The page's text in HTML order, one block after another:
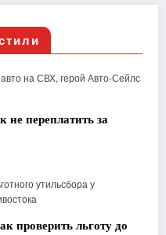
не переплатить за
проверить льготу до